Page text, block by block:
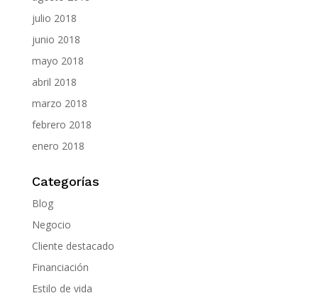
julio 2018
junio 2018
mayo 2018
abril 2018
marzo 2018
febrero 2018
enero 2018
Categorías
Blog
Negocio
Cliente destacado
Financiación
Estilo de vida